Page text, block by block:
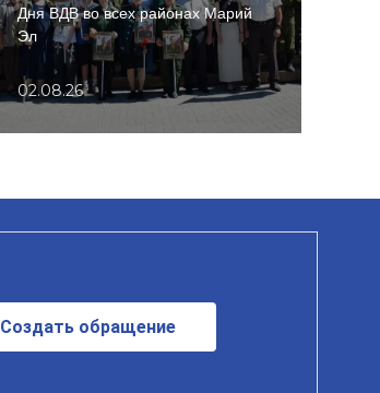
Дня ВДВ во всех районах Марий
Эл
02.08.26
Создать обращение